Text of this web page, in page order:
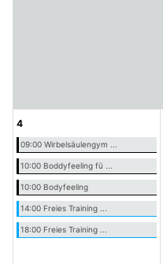
4
09:00 Wirbelsäulengym ...
10:00 Boddyfeeling fü ...
10:00 Bodyfeeling
14:00 Freies Training ...
18:00 Freies Training ...